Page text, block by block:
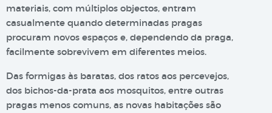
materiais, com múltiplos objectos, entram
casualmente quando determinadas pragas
procuram novos espaços e, dependendo da praga,
facilmente sobrevivem em diferentes meios.
Das formigas às baratas, dos ratos aos percevejos,
dos bichos-da-prata aos mosquitos, entre outras
pragas menos comuns, as novas habitações são